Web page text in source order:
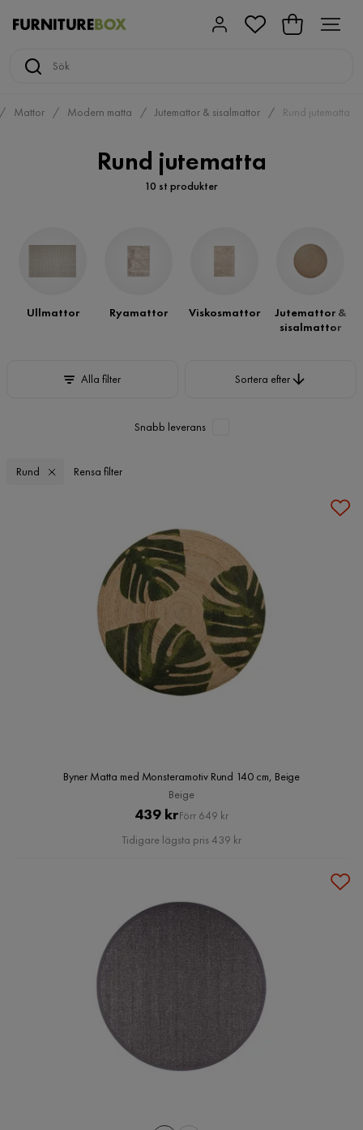
Mattor Modern matta Jutemattor & sisalmattor Rund jutematta
Rund jutematta
10 st produkter
Ullmattor Ryamattor Viskosmattor
Jutemattor &
sisalmattor
Alla filter Sortera efter
Snabb leverans
Rund Rensa filter
Byner Matta med Monsteramotiv Rund 140 cm, Beige
Beige
Pris
439 krOriginal
Pris
Förr 649 kr
Tidigare lägsta pris 439 kr